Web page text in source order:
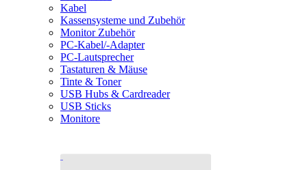
Kabel
Kassensysteme und Zubehör
Monitor Zubehör
PC-Kabel/-Adapter
PC-Lautsprecher
Tastaturen & Mäuse
Tinte & Toner
USB Hubs & Cardreader
USB Sticks
Monitore